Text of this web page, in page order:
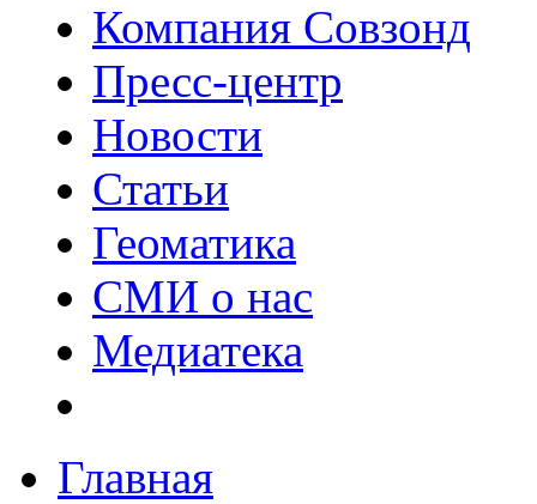
Компания Совзонд
Пресс-центр
Новости
Статьи
Геоматика
СМИ о нас
Медиатека
Главная